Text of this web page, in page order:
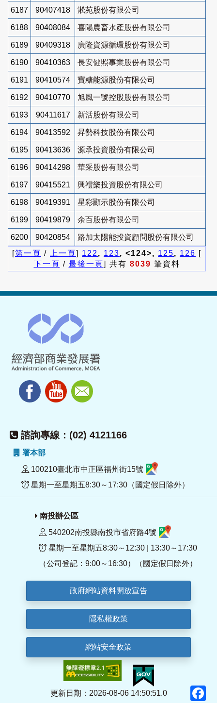
6187 90407418 淞苑股份有限公司
6188 90408084 喜陽農畜水產股份有限公司
6189 90409318 廣隆資源循環股份有限公司
6190 90410363 長安健照事業股份有限公司
6191 90410574 寶糖能源股份有限公司
6192 90410770 旭風一號控股股份有限公司
6193 90411617 新活股份有限公司
6194 90413592 昇勢科技股份有限公司
6195 90413636 源承投資股份有限公司
6196 90414298 華采股份有限公司
6197 90415521 興禮樂投資股份有限公司
6198 90419391 星彩顯示股份有限公司
6199 90419879 余百股份有限公司
6200 90420854
路加太陽能投資顧問股份有限公司
[第一頁 / 上一頁] 122 , 123, <124>, 125, 126 [
下一頁 / 最後一頁] 共有 8039 筆資料
諮詢專線：(02) 4121166
署本部
100210臺北市中正區福州街15號
星期一至星期五8:30～17:30（國定假日除外）
南投辦公區
540202南投縣南投市省府路4號
星期一至星期五8:30～12:30 | 13:30～17:30
（公司登記：9:00～16:30）（國定假日除外）
政府網站資料開放宣告
隱私權政策
網站安全政策
更新日期：2026-08-06 14:50:51.0